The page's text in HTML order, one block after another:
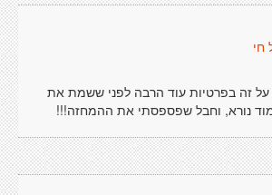
חי
זה בפרטיות עוד הרבה לפני ששמת את
נורא, וחבל שפספסתי את ההמחזה!!!